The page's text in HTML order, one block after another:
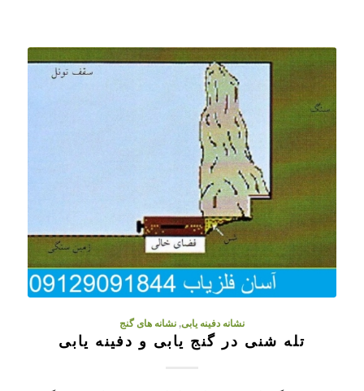
نشانه دفینه یابی,نشانه های گنج
تله شنی در گنج یابی و دفینه یابی